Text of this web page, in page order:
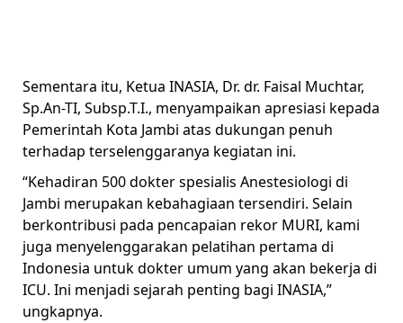
Sementara itu, Ketua INASIA, Dr. dr. Faisal Muchtar,
Sp.An-TI, Subsp.T.I., menyampaikan apresiasi kepada
Pemerintah Kota Jambi atas dukungan penuh
terhadap terselenggaranya kegiatan ini.
“Kehadiran 500 dokter spesialis Anestesiologi di
Jambi merupakan kebahagiaan tersendiri. Selain
berkontribusi pada pencapaian rekor MURI, kami
juga menyelenggarakan pelatihan pertama di
Indonesia untuk dokter umum yang akan bekerja di
ICU. Ini menjadi sejarah penting bagi INASIA,”
ungkapnya.